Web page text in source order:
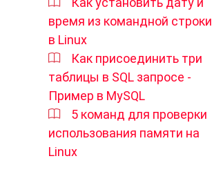
время из командной строки
в Linux
Как присоединить три
таблицы в SQL запросе -
Пример в MySQL
5 команд для проверки
использования памяти на
Linux